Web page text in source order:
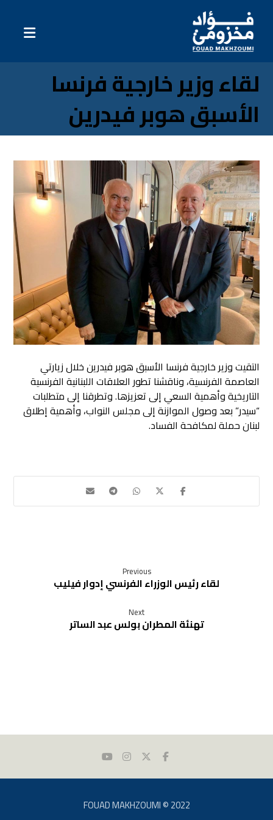
لقاء وزير خارجية فرنسا
الأسبق هوبر فيدرين
التقيت وزير خارجية فرنسا الأسبق هوبر فيدرين خلال زيارتي
العاصمة الفرنسية، وناقشنا تطور العلاقات اللبنانية الفرنسية
التاريخية وأهمية السعي إلى تعزيزها. وتطرقنا إلى متطلبات
“سيدر” بعد وصول الموازنة إلى مجلس النواب، وأهمية إطلاق
لبنان حملة لمكافحة الفساد.
Previous
لقاء رئيس الوزراء الفرنسي إدوار فيليب
Next
تهنئة المطران بولس عبد الساتر
FOUAD MAKHZOUMI © 2022